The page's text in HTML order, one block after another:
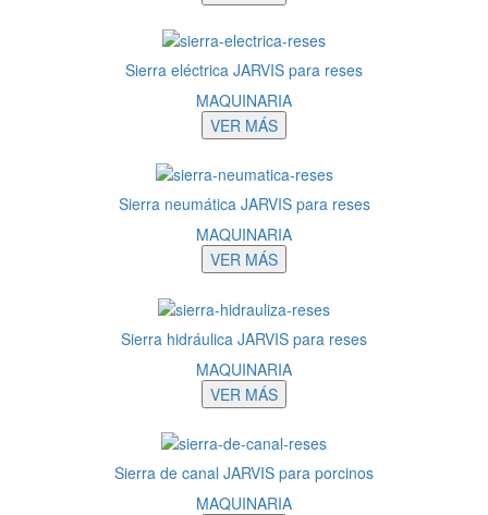
Sierra eléctrica JARVIS para reses
MAQUINARIA
VER MÁS
Sierra neumática JARVIS para reses
MAQUINARIA
VER MÁS
Sierra hidráulica JARVIS para reses
MAQUINARIA
VER MÁS
Sierra de canal JARVIS para porcinos
MAQUINARIA